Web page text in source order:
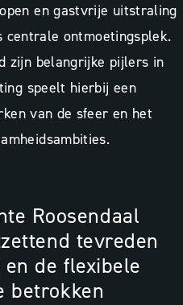
en gastvrije uitstraling
ontmoetingsplek.
zijn belangrijke pijlers in
speelt hierbij een
van de sfeer en het
Roosendaal
tevreden
de flexibele
betrokken